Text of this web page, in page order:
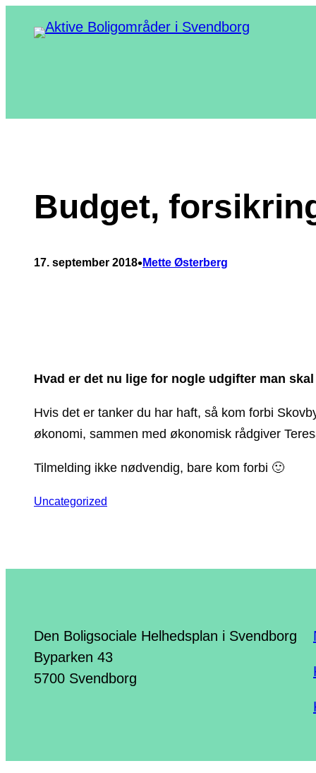
Budget,
17. september 2018•Mette Østerberg
Hvad er det nu lige for nogle udgifter man
Hvis det er tanker du har haft, så kom forbi
økonomi, sammen med økonomisk rådgiver
Tilmelding ikke nødvendig, bare kom forbi 🙂
Uncategorized
Den Boligsociale Helhedsplan i Svendborg
Byparken 43
5700 Svendborg